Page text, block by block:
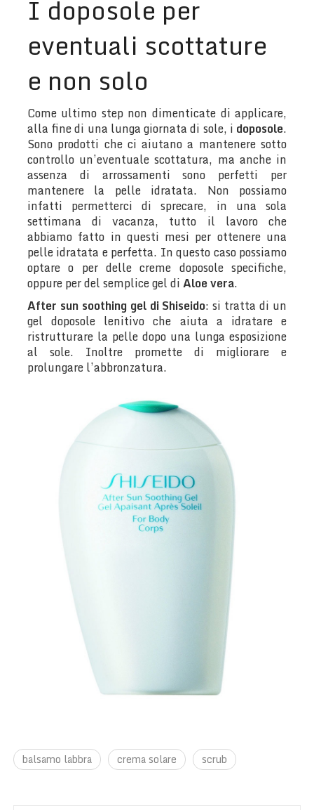
I doposole per
eventuali scottature
e non solo
Come ultimo step non dimenticate di applicare,
alla fine di una lunga giornata di sole, i doposole.
Sono prodotti che ci aiutano a mantenere sotto
controllo un’eventuale scottatura, ma anche in
assenza di arrossamenti sono perfetti per
mantenere la pelle idratata. Non possiamo
infatti permetterci di sprecare, in una sola
settimana di vacanza, tutto il lavoro che
abbiamo fatto in questi mesi per ottenere una
pelle idratata e perfetta. In questo caso possiamo
optare o per delle creme doposole specifiche,
oppure per del semplice gel diAloe vera.
After sun soothing gel di Shiseido: si tratta di un
gel doposole lenitivo che aiuta a idratare e
ristrutturare la pelle dopo una lunga esposizione
al sole. Inoltre promette di migliorare e
prolungare l’abbronzatura.
balsamo labbra crema solare scrub